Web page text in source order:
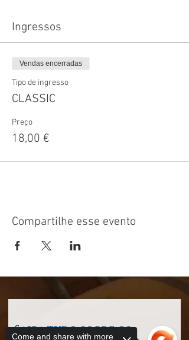
Ingressos
Vendas encerradas
Tipo de ingresso
CLASSIC
Preço
18,00 €
Compartilhe esse evento
Saiba tudo sobre os
Come and share with more